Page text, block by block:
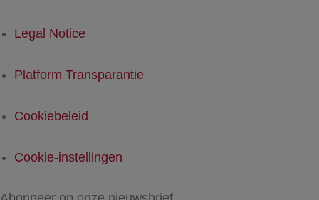
Legal Notice
Platform Transparantie
Cookiebeleid
Cookie-instellingen